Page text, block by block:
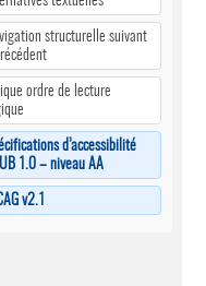
structurelle suivant
ordre de lecture
d’accessibilité
1.0 – niveau AA
v2.1